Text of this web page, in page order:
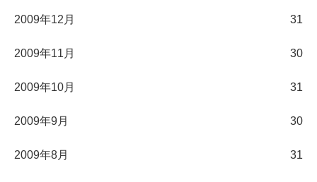
2009年12月 31
2009年11月 30
2009年10月 31
2009年9月 30
2009年8月 31